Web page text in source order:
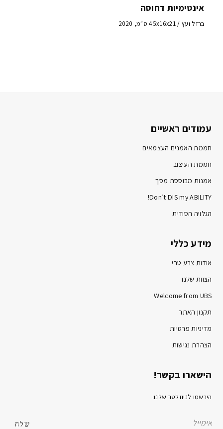
אינטימיות דחוסה
ברזל ועץ / 45x16x21 ס״מ, 2020
עמודים ראשיים
חממת האמנים העצמאים
חממת העיצוב
אמנות מבוססת מסך
Don’t DIS my ABILITY!
הגלויה הסודית
מידע כללי
אודות צבע טרי
הצוות שלנו
Welcome from UBS
תקנון האתר
מדיניות פרטיות
הצהרת נגישות
הישארו בקשר!
הירשמו לניוזלטר שלנו: